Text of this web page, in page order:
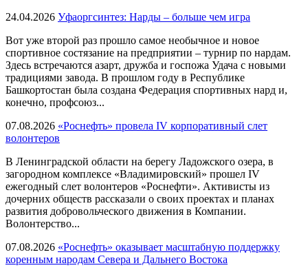
24.04.2026 Уфаоргсинтез: Нарды – больше чем игра
Вот уже второй раз прошло самое необычное и новое
спортивное состязание на предприятии – турнир по нардам.
Здесь встречаются азарт, дружба и госпожа Удача с новыми
традициями завода. В прошлом году в Республике
Башкортостан была создана Федерация спортивных нард и,
конечно, профсоюз...
07.08.2026 «Роснефть» провела IV корпоративный слет
волонтеров
В Ленинградской области на берегу Ладожского озера, в
загородном комплексе «Владимировский» прошел IV
ежегодный слет волонтеров «Роснефти». Активисты из
дочерних обществ рассказали о своих проектах и планах
развития добровольческого движения в Компании.
Волонтерство...
07.08.2026 «Роснефть» оказывает масштабную поддержку
коренным народам Севера и Дальнего Востока